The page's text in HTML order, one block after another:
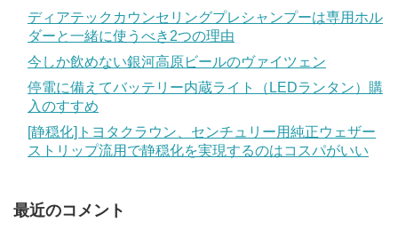
ディアテックカウンセリングプレシャンプーは専用ホル
ダーと一緒に使うべき2つの理由
今しか飲めない銀河高原ビールのヴァイツェン
停電に備えてバッテリー内蔵ライト（LEDランタン）購
入のすすめ
[静穏化]トヨタクラウン、センチュリー用純正ウェザー
ストリップ流用で静穏化を実現するのはコスパがいい
最近のコメント